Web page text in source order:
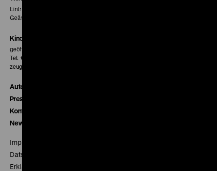
Eintritt 5 €
Geänderte Preise sind im Programm vermerkt.
Kinokasse
geöffnet 30 Minuten vor Beginn der ersten Vorstellung
Tel. + 49 30 20304-770
zeughauskino@dhm.de
Autor*innen
Presse
Kontakt
Newsletter
Impressum
Datenschutz
Erklärung digitale Barrierefreiheit